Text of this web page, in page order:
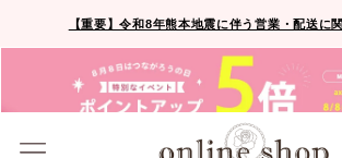
【重要】令和8年熊本地震に伴う営業・配送に